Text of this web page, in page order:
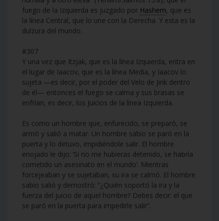
fuego de la Izquierda es juzgado por Hashem, que es
la línea Central, que lo une con la Derecha. Y esta es la
dulzura del mundo.
#307
Y una vez que Itzjak, que es la línea Izquierda, entra en
el lugar de Iaacov, que es la línea Media, y Iaacov lo
sujeta —es decir, por el poder del Velo de Jirik dentro
de él— entonces el fuego se calma y sus brasas se
enfrían, es decir, los Juicios de la línea Izquierda.
Es como un hombre que, enfurecido, se preparó, se
armó y salió a matar. Un hombre sabio se paró en la
puerta y lo detuvo, impidiéndole salir. El hombre
enojado le dijo: ‘Si no me hubieras detenido, se habría
cometido un asesinato en el mundo’. Mientras
forcejeaban y se sujetaban, su ira se calmó. El hombre
sabio salió y demostró: “¿Quién soportó la ira y la
fuerza del juicio de aquel hombre? Debes decir: el que
se paró en la puerta para impedirle salir”.